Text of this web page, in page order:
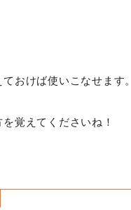
おけば使いこなせます。
覚えてくださいね！